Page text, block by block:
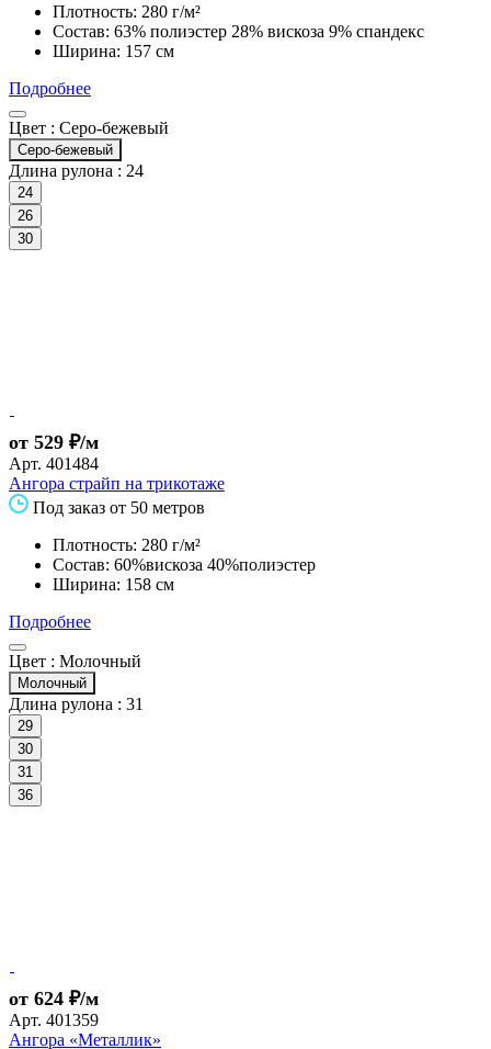
Плотность: 280 г/м²
Состав: 63% полиэстер 28% вискоза 9% спандекс
Ширина: 157 см
Подробнее
Цвет : Серо-бежевый
Серо-бежевый
Длина рулона : 24
24
26
30
от 529 ₽/м
Арт. 401484
Ангора страйп на трикотаже
Под заказ от 50 метров
Плотность: 280 г/м²
Состав: 60%вискоза 40%полиэстер
Ширина: 158 см
Подробнее
Цвет : Молочный
Молочный
Длина рулона : 31
29
30
31
36
от 624 ₽/м
Арт. 401359
Ангора «Металлик»